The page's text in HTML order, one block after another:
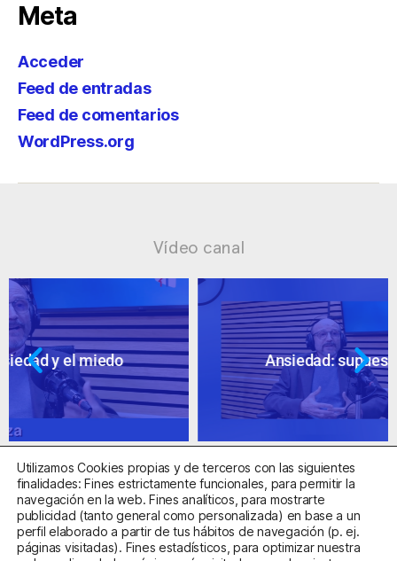
Meta
Acceder
Feed de entradas
Feed de comentarios
WordPress.org
Vídeo canal
Ansiedad: supuestos cuestionables
Centro Sanitario Autorizado con el código E08737002
Utilizamos Cookies propias y de terceros con las siguientes
finalidades: Fines estrictamente funcionales, para permitir la
navegación en la web. Fines analíticos, para mostrarte
publicidad (tanto general como personalizada) en base a un
perfil elaborado a partir de tus hábitos de navegación (p. ej.
páginas visitadas). Fines estadísticos, para optimizar nuestra